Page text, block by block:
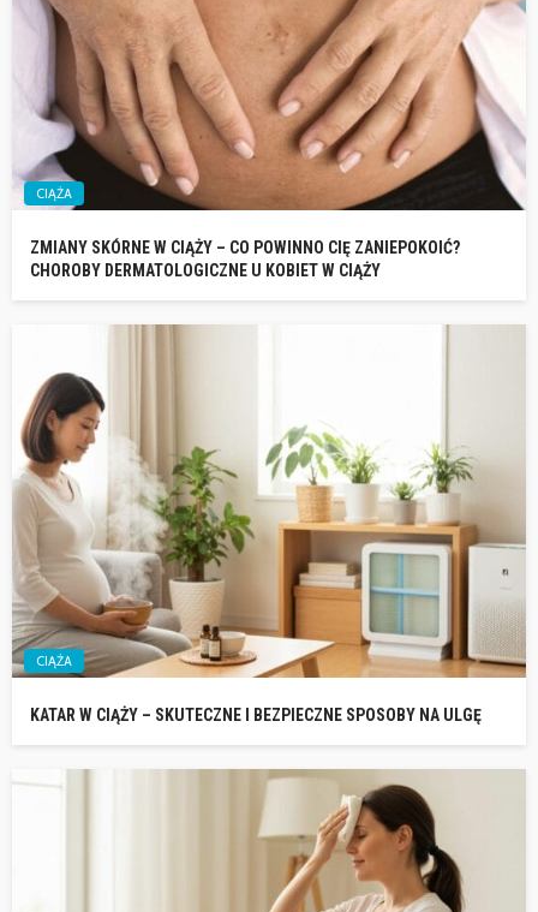
CIĄŻA
ZMIANY SKÓRNE W CIĄŻY – CO POWINNO CIĘ ZANIEPOKOIĆ?
CHOROBY DERMATOLOGICZNE U KOBIET W CIĄŻY
CIĄŻA
KATAR W CIĄŻY – SKUTECZNE I BEZPIECZNE SPOSOBY NA ULGĘ